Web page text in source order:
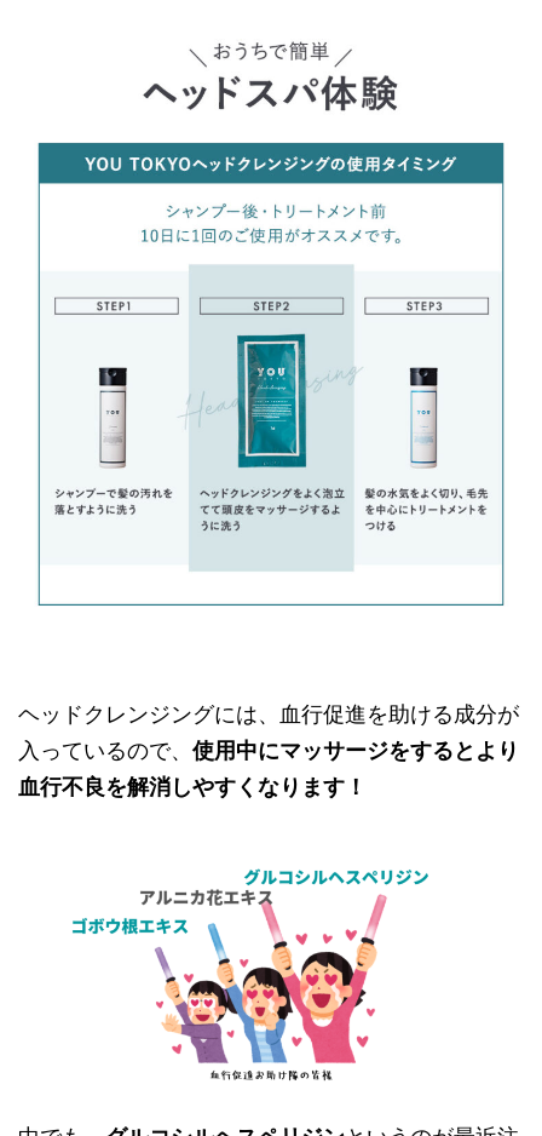
ヘッドクレンジングには、血行促進を助ける成分が
入っているので、 使用中にマッサージをするとより
血行不良を解消しやすくなります！